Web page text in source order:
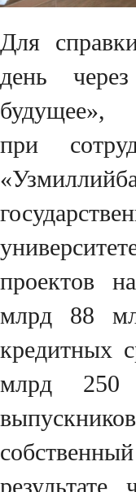
Для
день
будущее»,
при
проектов
млрд 88
кредитных
млрд
результате